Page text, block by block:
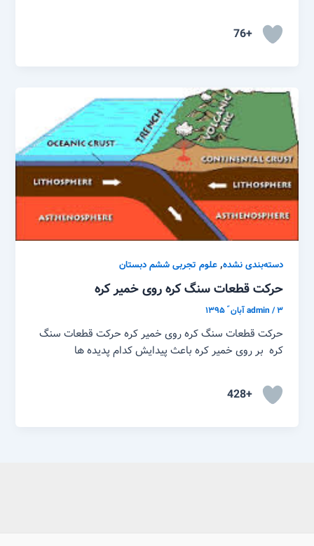
+76
دسته‌بندی نشده,علوم تجربی ششم دبستان
حرکت قطعات سنگ کره روی خمیر کره
admin/۳ آبان ّ ۱۳۹۵
حرکت قطعات سنگ کره روی خمیر کره حرکت قطعات سنگ
کره بر روی خمیر کره باعث پیدایش کدام پدیده ها
+428